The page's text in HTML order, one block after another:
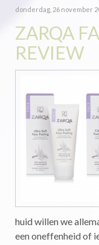
donderdag, 26 november
ZARQA
REVIEW
huid willen we
een oneffenheid of